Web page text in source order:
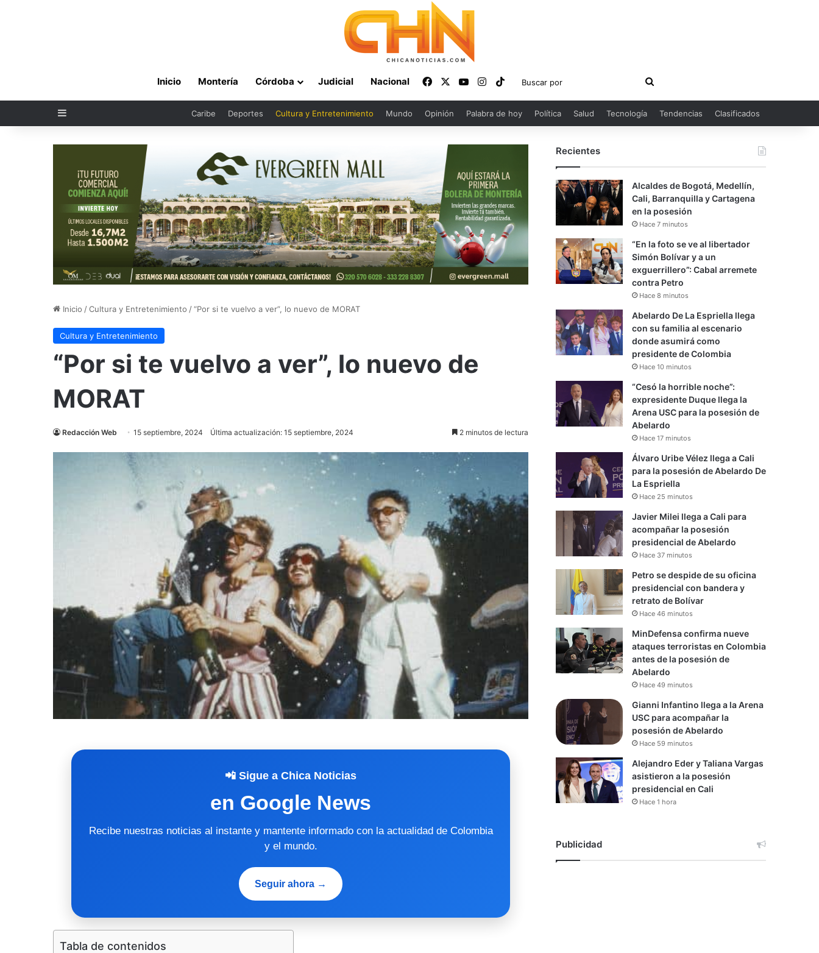
Inicio Montería Córdoba Judicial Nacional FacebookYouTubeInstagram
TikTok
Buscar
por
Sidebar Caribe Deportes Cultura y Entretenimiento Mundo Opinión Palabra de hoy Política Salud Tecnología Tendencias Clasificados
Inicio /Cultura y Entretenimiento /“Por si te vuelvo a ver”, lo nuevo de MORAT
Cultura y Entretenimiento
“Por si te vuelvo a ver”, lo nuevo de
MORAT
Redacción Web 15 septiembre, 2024 Última actualización: 15 septiembre, 2024 2 minutos de lectura
📲 Sigue a Chica Noticias
en Google News
Recibe nuestras noticias al instante y mantente informado con la actualidad de Colombia
y el mundo.
Seguir ahora →
Tabla de contenidos
Recientes
Alcaldes de Bogotá, Medellín,
Cali, Barranquilla y Cartagena
en la posesión
Hace 7 minutos
“En la foto se ve al libertador
Simón Bolívar y a un
exguerrillero”: Cabal arremete
contra Petro
Hace 8 minutos
Abelardo De La Espriella llega
con su familia al escenario
donde asumirá como
presidente de Colombia
Hace 10 minutos
“Cesó la horrible noche”:
expresidente Duque llega la
Arena USC para la posesión de
Abelardo
Hace 17 minutos
Álvaro Uribe Vélez llega a Cali
para la posesión de Abelardo De
La Espriella
Hace 25 minutos
Javier Milei llega a Cali para
acompañar la posesión
presidencial de Abelardo
Hace 37 minutos
Petro se despide de su oficina
presidencial con bandera y
retrato de Bolívar
Hace 46 minutos
MinDefensa confirma nueve
ataques terroristas en Colombia
antes de la posesión de
Abelardo
Hace 49 minutos
Gianni Infantino llega a la Arena
USC para acompañar la
posesión de Abelardo
Hace 59 minutos
Alejandro Eder y Taliana Vargas
asistieron a la posesión
presidencial en Cali
Hace 1 hora
Publicidad